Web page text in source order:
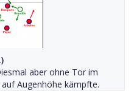
aber ohne Tor im
Augenhöhe kämpfte.